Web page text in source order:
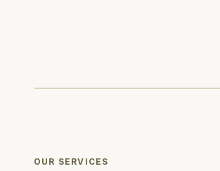
OUR SERVICES